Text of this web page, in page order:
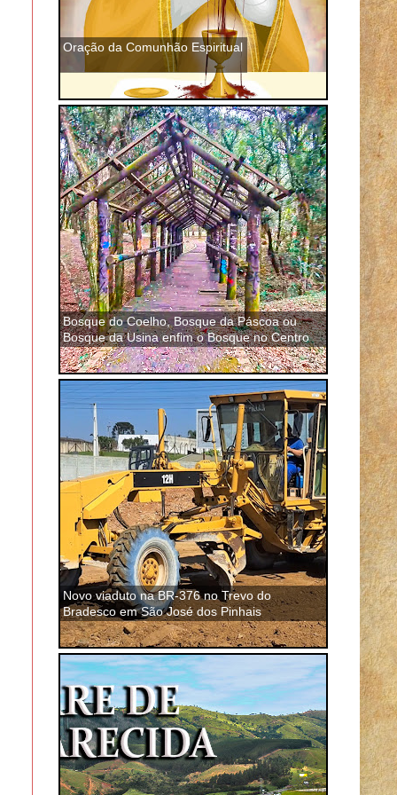
Oração da Comunhão Espiritual
Bosque do Coelho, Bosque da Páscoa ou
Bosque da Usina enfim o Bosque no Centro
de São José dos Pinhais
Novo viaduto na BR-376 no Trevo do
Bradesco em São José dos Pinhais